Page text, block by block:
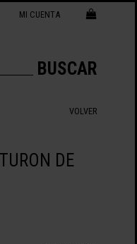
MI CUENTA
BUSCAR
VOLVER
DE